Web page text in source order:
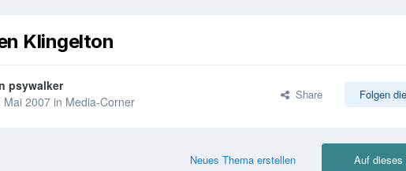
Klingelton
psywalker
Mai 2007 in Media-Corner Share Folgen
Auf dieses
Neues Thema erstellen